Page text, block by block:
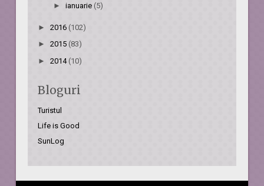
► ianuarie (5)
►2016(102)
►2015 (83)
►2014 (10)
Bloguri
Turistul
Life is Good
SunLog